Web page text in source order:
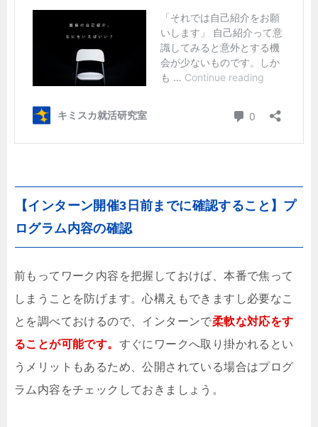
【インターン開催3日前までに確認すること】プ
ログラム内容の確認
前もってワーク内容を把握しておけば、本番で焦って
しまうことを防げます。心構えもできますし必要なこ
とを調べておけるので、インターンで柔軟な対応をす
ることが可能です。 すぐにワークへ取り掛かれるとい
うメリットもあるため、公開されている場合はプログ
ラム内容をチェックしておきましょう。